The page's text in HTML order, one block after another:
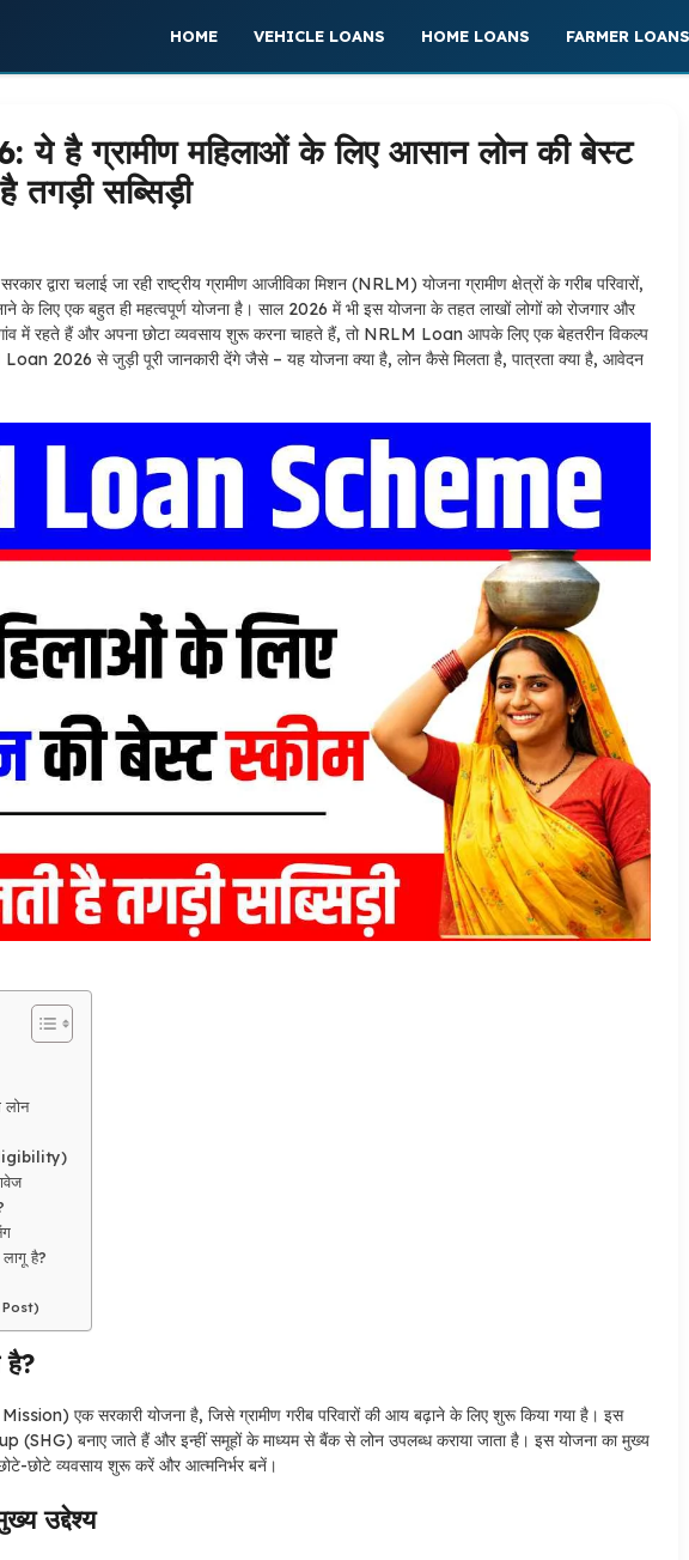
HOME VEHICLE LOANS HOME LOANS FARMER LOANS
है ग्रामीण महिलाओं के लिए आसान लोन की बेस्ट
तगड़ी सब्सिड़ी
द्वारा चलाई जा रही राष्ट्रीय ग्रामीण आजीविका मिशन (NRLM) योजना ग्रामीण क्षेत्रों के गरीब परिवारों,
लिए एक बहुत ही महत्वपूर्ण योजना है। साल 2026 में भी इस योजना के तहत लाखों लोगों को रोजगार और
में रहते हैं और अपना छोटा व्यवसाय शुरू करना चाहते हैं, तो NRLM Loan आपके लिए एक बेहतरीन विकल्प
2026 से जुड़ी पूरी जानकारी देंगे जैसे – यह योजना क्या है, लोन कैसे मिलता है, पात्रता क्या है, आवेदन
है?
Post)
एक सरकारी योजना है, जिसे ग्रामीण गरीब परिवारों की आय बढ़ाने के लिए शुरू किया गया है। इस
बनाए जाते हैं और इन्हीं समूहों के माध्यम से बैंक से लोन उपलब्ध कराया जाता है। इस योजना का मुख्य
छोटे व्यवसाय शुरू करें और आत्मनिर्भर बनें।
उद्देश्य